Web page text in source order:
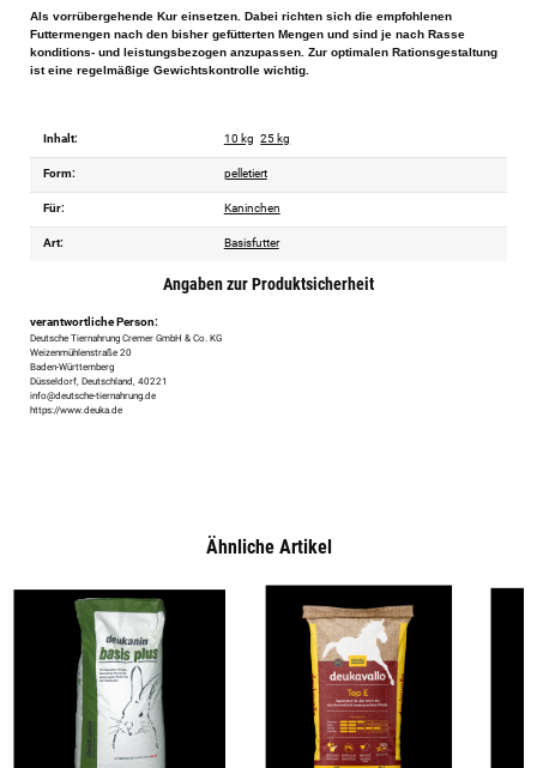
Als vorrübergehende Kur einsetzen. Dabei richten sich die empfohlenen
Futtermengen nach den bisher gefütterten Mengen und sind je nach Rasse
konditions- und leistungsbezogen anzupassen. Zur optimalen Rationsgestaltung
ist eine regelmäßige Gewichtskontrolle wichtig.
Inhalt: 10 kg 25 kg
Form: pelletiert
Für: Kaninchen
Art: Basisfutter
Angaben zur Produktsicherheit
verantwortliche Person:
Deutsche Tiernahrung Cremer GmbH & Co. KG
Weizenmühlenstraße 20
Baden-Württemberg
Düsseldorf, Deutschland, 40221
info@deutsche-tiernahrung.de
https://www.deuka.de
Ähnliche Artikel